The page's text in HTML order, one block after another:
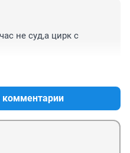
не суд,а цирк с
комментарии